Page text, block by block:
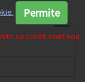
Permite
sa creati cont nou